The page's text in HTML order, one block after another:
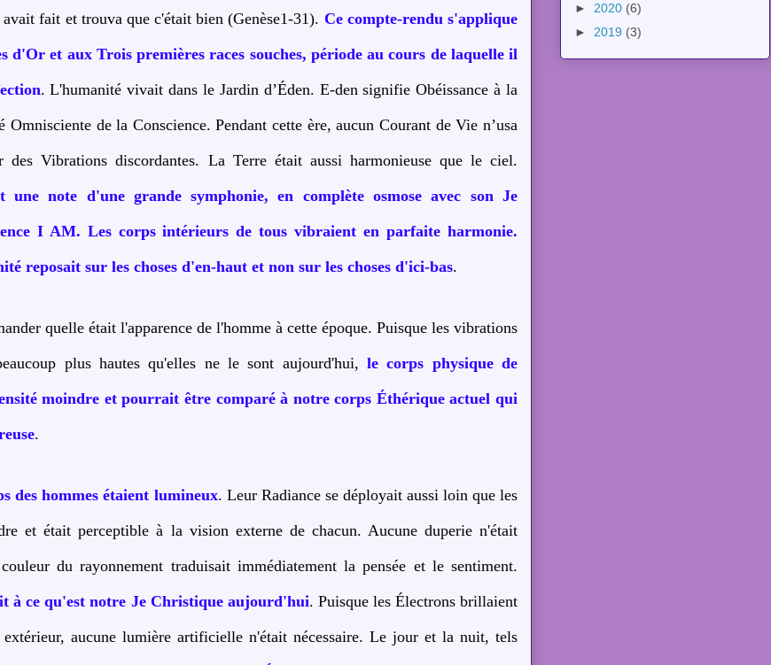
fait et trouva que c'était bien (Genèse1-31). Ce compte-rendu s'applique
d'Or et aux Trois premières races souches, période au cours de laquelle il
. L'humanité vivait dans le Jardin d’Éden. E-den signifie Obéissance à la
de la Conscience. Pendant cette ère, aucun Courant de Vie n’usa
des Vibrations discordantes. La Terre était aussi harmonieuse que le ciel.
une note d'une grande symphonie, en complète osmose avec son Je
I AM. Les corps intérieurs de tous vibraient en parfaite harmonie.
reposait sur les choses d'en-haut et non sur les choses d'ici-bas.
quelle était l'apparence de l'homme à cette époque. Puisque les vibrations
plus hautes qu'elles ne le sont aujourd'hui, le corps physique de
moindre et pourrait être comparé à notre corps Éthérique actuel qui
.
des hommes étaient lumineux. Leur Radiance se déployait aussi loin que les
et était perceptible à la vision externe de chacun. Aucune duperie n'était
du rayonnement traduisait immédiatement la pensée et le sentiment.
à ce qu'est notre Je Christique aujourd'hui. Puisque les Électrons brillaient
extérieur, aucune lumière artificielle n'était nécessaire. Le jour et la nuit, tels
► 2020 (6)
► 2019 (3)